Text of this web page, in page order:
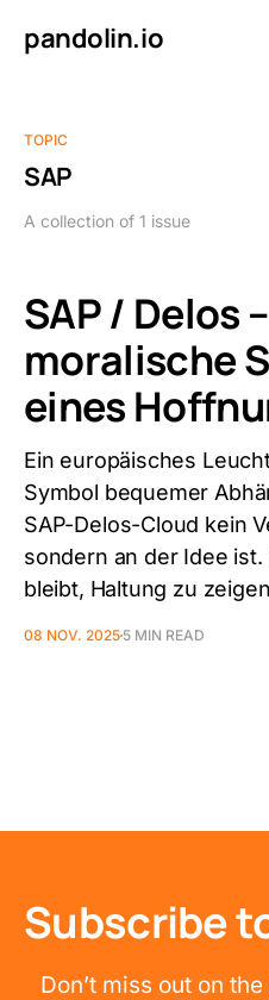
pandolin.io
TOPIC
SAP
A collection of 1 issue
SAP / Delos
moralische
eines
Ein europäisches
Symbol bequemer
SAP-Delos-Cloud kein
sondern an der Idee
bleibt, Haltung zu
08 NOV. 2025 5 MIN READ
Subscribe
Don’t miss out on